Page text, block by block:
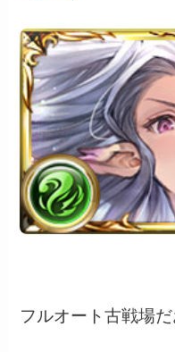
フルオート古戦場だ